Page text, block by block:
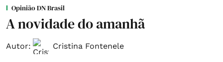
Opinião DN Brasil
A novidade do amanhã
Autor: Cristina Fontenele